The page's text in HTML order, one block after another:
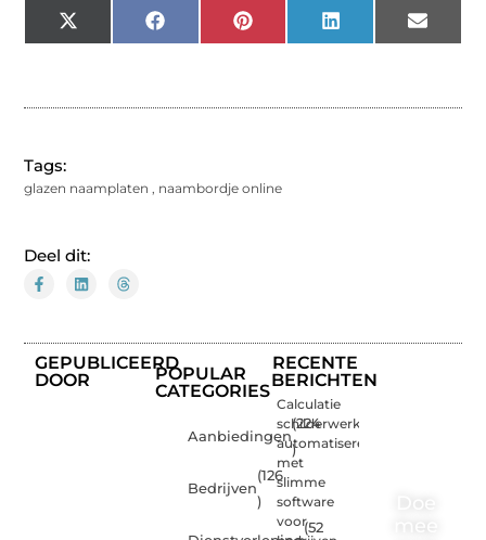
X
(Twitter)
Facebook Pinterest LinkedIn Email
Tags:
glazen naamplaten naambordje online
Deel dit:
GEPUBLICEERD
DOOR
POPULAR
CATEGORIES
Aanbiedingen
(224
)
Bedrijven
(126
)
(52
RECENTE
BERICHTEN
Calculatie
schilderwerk
automatiseren
met
slimme
software
voor